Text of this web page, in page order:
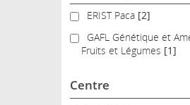
ERIST Paca
ERIST Paca [2]
GAFL Génétique et
GAFL Génétique et
Fruits et Légumes [1]
Centre